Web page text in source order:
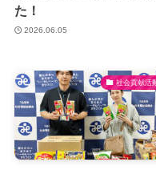
た！
2026.06.05
社会貢献活